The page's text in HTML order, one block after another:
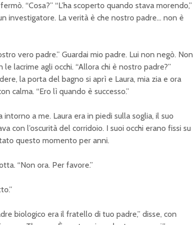
“Cosa?” “L’ha scoperto quando stava morendo,”
investigatore. La verità è che nostro padre… non è
vero padre.” Guardai mio padre. Lui non negò. Non
lacrime agli occhi. “Allora chi è nostro padre?”
la porta del bagno si aprì e Laura, mia zia e ora
calma. “Ero lì quando è successo.”
a me. Laura era in piedi sulla soglia, il suo
con l’oscurità del corridoio. I suoi occhi erano fissi su
questo momento per anni.
“Non ora. Per favore.”
biologico era il fratello di tuo padre,” disse, con